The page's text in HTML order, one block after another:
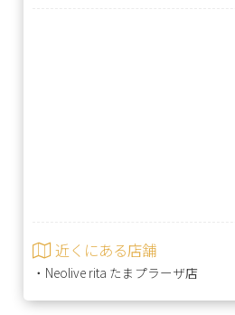
近くにある店舗
・ Neolive rita たまプラーザ店